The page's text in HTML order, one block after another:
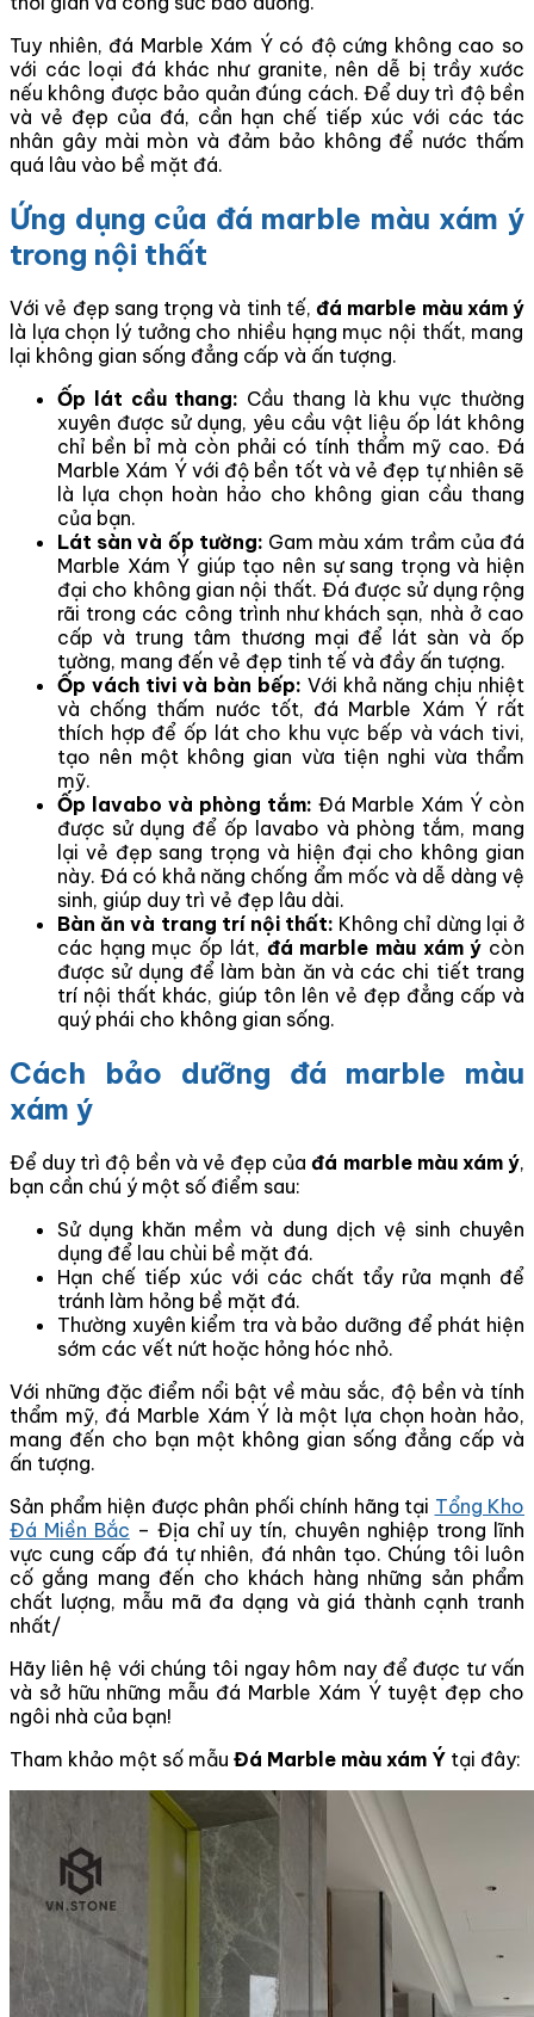
Tuy nhiên, đá Marble Xám Ý có độ cứng không cao so
với các loại đá khác như granite, nên dễ bị trầy xước
nếu không được bảo quản đúng cách. Để duy trì độ bền
và vẻ đẹp của đá, cần hạn chế tiếp xúc với các tác
nhân gây mài mòn và đảm bảo không để nước thấm
quá lâu vào bề mặt đá.
Ứng dụng của đá marble màu xám ý
trong nội thất
Với vẻ đẹp sang trọng và tinh tế, đá marble màu xám ý
là lựa chọn lý tưởng cho nhiều hạng mục nội thất, mang
lại không gian sống đẳng cấp và ấn tượng.
Ốp lát cầu thang: Cầu thang là khu vực thường
xuyên được sử dụng, yêu cầu vật liệu ốp lát không
chỉ bền bỉ mà còn phải có tính thẩm mỹ cao. Đá
Marble Xám Ý với độ bền tốt và vẻ đẹp tự nhiên sẽ
là lựa chọn hoàn hảo cho không gian cầu thang
của bạn.
Lát sàn và ốp tường: Gam màu xám trầm của đá
Marble Xám Ý giúp tạo nên sự sang trọng và hiện
đại cho không gian nội thất. Đá được sử dụng rộng
rãi trong các công trình như khách sạn, nhà ở cao
cấp và trung tâm thương mại để lát sàn và ốp
tường, mang đến vẻ đẹp tinh tế và đầy ấn tượng.
Ốp vách tivi và bàn bếp: Với khả năng chịu nhiệt
và chống thấm nước tốt, đá Marble Xám Ý rất
thích hợp để ốp lát cho khu vực bếp và vách tivi,
tạo nên một không gian vừa tiện nghi vừa thẩm
mỹ.
Ốp lavabo và phòng tắm: Đá Marble Xám Ý còn
được sử dụng để ốp lavabo và phòng tắm, mang
lại vẻ đẹp sang trọng và hiện đại cho không gian
này. Đá có khả năng chống ẩm mốc và dễ dàng vệ
sinh, giúp duy trì vẻ đẹp lâu dài.
Bàn ăn và trang trí nội thất: Không chỉ dừng lại ở
các hạng mục ốp lát, đá marble màu xám ý còn
được sử dụng để làm bàn ăn và các chi tiết trang
trí nội thất khác, giúp tôn lên vẻ đẹp đẳng cấp và
quý phái cho không gian sống.
Cách bảo dưỡng đá marble màu
xám ý
Để duy trì độ bền và vẻ đẹp củađá marble màu xám ý,
bạn cần chú ý một số điểm sau:
Sử dụng khăn mềm và dung dịch vệ sinh chuyên
dụng để lau chùi bề mặt đá.
Hạn chế tiếp xúc với các chất tẩy rửa mạnh để
tránh làm hỏng bề mặt đá.
Thường xuyên kiểm tra và bảo dưỡng để phát hiện
sớm các vết nứt hoặc hỏng hóc nhỏ.
Với những đặc điểm nổi bật về màu sắc, độ bền và tính
thẩm mỹ, đá Marble Xám Ý là một lựa chọn hoàn hảo,
mang đến cho bạn một không gian sống đẳng cấp và
ấn tượng.
Sản phẩm hiện được phân phối chính hãng tại Tổng Kho
Đá Miền Bắc – Địa chỉ uy tín, chuyên nghiệp trong lĩnh
vực cung cấp đá tự nhiên, đá nhân tạo. Chúng tôi luôn
cố gắng mang đến cho khách hàng những sản phẩm
chất lượng, mẫu mã đa dạng và giá thành cạnh tranh
nhất/
Hãy liên hệ với chúng tôi ngay hôm nay để được tư vấn
và sở hữu những mẫu đá Marble Xám Ý tuyệt đẹp cho
ngôi nhà của bạn!
Tham khảo một số mẫu Đá Marble màu xám Ý tại đây: